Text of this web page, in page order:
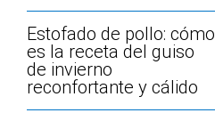
Estofado de pollo: cómo
es la receta del guiso
de invierno
reconfortante y cálido